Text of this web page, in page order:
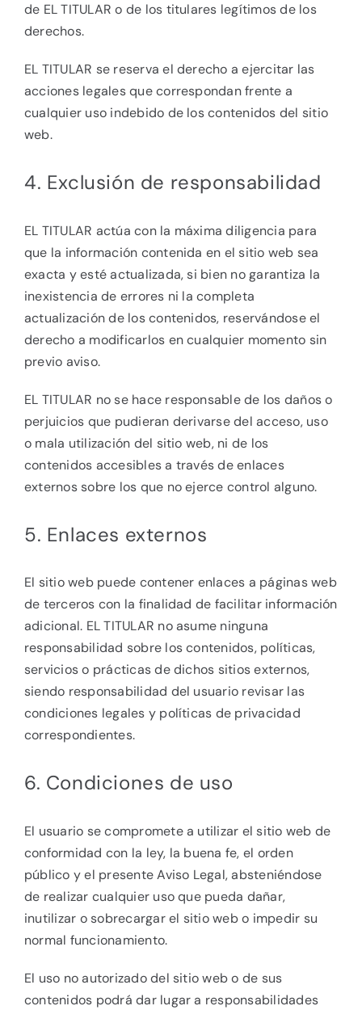
de EL TITULAR o de los titulares legítimos de los
derechos.
EL TITULAR se reserva el derecho a ejercitar las
acciones legales que correspondan frente a
cualquier uso indebido de los contenidos del sitio
web.
4. Exclusión de responsabilidad
EL TITULAR actúa con la máxima diligencia para
que la información contenida en el sitio web sea
exacta y esté actualizada, si bien no garantiza la
inexistencia de errores ni la completa
actualización de los contenidos, reservándose el
derecho a modificarlos en cualquier momento sin
previo aviso.
EL TITULAR no se hace responsable de los daños o
perjuicios que pudieran derivarse del acceso, uso
o mala utilización del sitio web, ni de los
contenidos accesibles a través de enlaces
externos sobre los que no ejerce control alguno.
5. Enlaces externos
El sitio web puede contener enlaces a páginas web
de terceros con la finalidad de facilitar información
adicional. EL TITULAR no asume ninguna
responsabilidad sobre los contenidos, políticas,
servicios o prácticas de dichos sitios externos,
siendo responsabilidad del usuario revisar las
condiciones legales y políticas de privacidad
correspondientes.
6. Condiciones de uso
El usuario se compromete a utilizar el sitio web de
conformidad con la ley, la buena fe, el orden
público y el presente Aviso Legal, absteniéndose
de realizar cualquier uso que pueda dañar,
inutilizar o sobrecargar el sitio web o impedir su
normal funcionamiento.
El uso no autorizado del sitio web o de sus
contenidos podrá dar lugar a responsabilidades